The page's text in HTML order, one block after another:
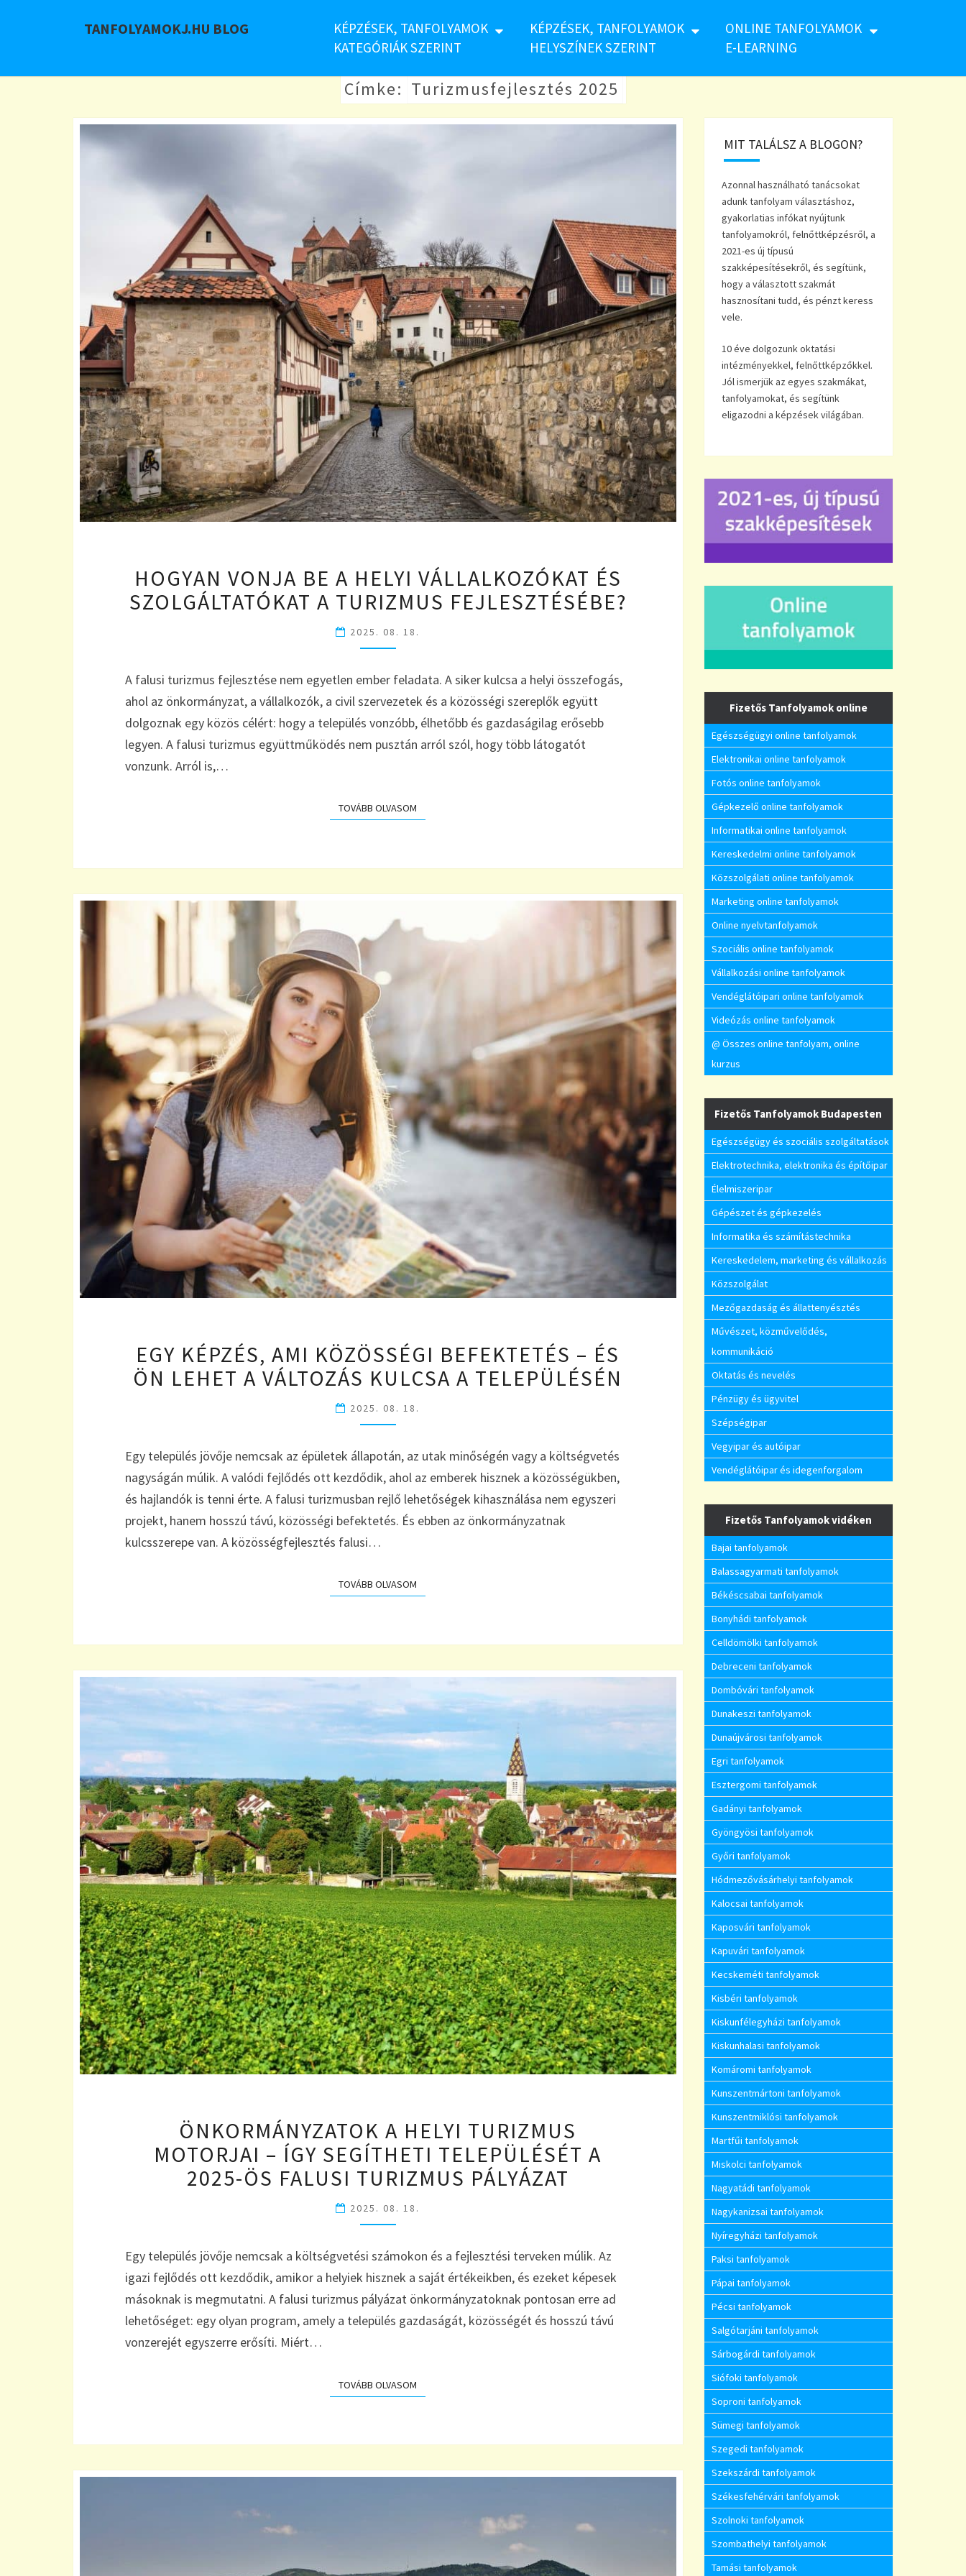
TANFOLYAMOKJ.HU BLOG
KÉPZÉSEK, TANFOLYAMOK
KATEGÓRIÁK SZERINT
KÉPZÉSEK, TANFOLYAMOK
HELYSZÍNEK SZERINT
ONLINE TANFOLYAMOK
E-LEARNING
Címke: Turizmusfejlesztés 2025
VONJA
BE
A
HELYI
VÁLLALKOZÓKAT
SZOLGÁLTATÓKAT
A
TURIZMUS
FEJLESZTÉSÉBE?
HOGYAN VONJA BE A HELYI VÁLLALKOZÓKAT ÉS
SZOLGÁLTATÓKAT A TURIZMUS FEJLESZTÉSÉBE?
2025. 08. 18.
A falusi turizmus fejlesztése nem egyetlen ember feladata. A siker kulcsa a helyi összefogás,
ahol az önkormányzat, a vállalkozók, a civil szervezetek és a közösségi szereplők együtt
dolgoznak egy közös célért: hogy a település vonzóbb, élhetőbb és gazdaságilag erősebb
legyen. A falusi turizmus együttműködés nem pusztán arról szól, hogy több látogatót
vonzunk. Arról is,…
TOVÁBB OLVASOM
KÉPZÉS,
AMI
KÖZÖSSÉGI
BEFEKTETÉS
–
ÖN
LEHET
A
VÁLTOZÁS
A
EGY KÉPZÉS, AMI KÖZÖSSÉGI BEFEKTETÉS – ÉS
ÖN LEHET A VÁLTOZÁS KULCSA A TELEPÜLÉSÉN
2025. 08. 18.
Egy település jövője nemcsak az épületek állapotán, az utak minőségén vagy a költségvetés
nagyságán múlik. A valódi fejlődés ott kezdődik, ahol az emberek hisznek a közösségükben,
és hajlandók is tenni érte. A falusi turizmusban rejlő lehetőségek kihasználása nem egyszeri
projekt, hanem hosszú távú, közösségi befektetés. És ebben az önkormányzatnak
kulcsszerepe van. A közösségfejlesztés falusi…
TOVÁBB OLVASOM
HELYI
TURIZMUS
MOTORJAI
–
ÍGY
TELEPÜLÉSÉT
A
2025-
ÖS
FALUSI
ÖNKORMÁNYZATOK A HELYI TURIZMUS
MOTORJAI – ÍGY SEGÍTHETI TELEPÜLÉSÉT A
2025-ÖS FALUSI TURIZMUS PÁLYÁZAT
2025. 08. 18.
Egy település jövője nemcsak a költségvetési számokon és a fejlesztési terveken múlik. Az
igazi fejlődés ott kezdődik, amikor a helyiek hisznek a saját értékeikben, és ezeket képesek
másoknak is megmutatni. A falusi turizmus pályázat önkormányzatoknak pontosan erre ad
lehetőséget: egy olyan program, amely a település gazdaságát, közösségét és hosszú távú
vonzerejét egyszerre erősíti. Miért…
TOVÁBB OLVASOM
MIT TALÁLSZ A BLOGON?
Azonnal használható tanácsokat
adunk tanfolyam választáshoz,
gyakorlatias infókat nyújtunk
tanfolyamokról, felnőttképzésről, a
2021-es új típusú
szakképesítésekről, és segítünk,
hogy a választott szakmát
hasznosítani tudd, és pénzt keress
vele.
10 éve dolgozunk oktatási
intézményekkel, felnőttképzőkkel.
Jól ismerjük az egyes szakmákat,
tanfolyamokat, és segítünk
eligazodni a képzések világában.
Fizetős Tanfolyamok online
Egészségügyi online tanfolyamok
Elektronikai online tanfolyamok
Fotós online tanfolyamok
Gépkezelő online tanfolyamok
Informatikai online tanfolyamok
Kereskedelmi online tanfolyamok
Közszolgálati online tanfolyamok
Marketing online tanfolyamok
Online nyelvtanfolyamok
Szociális online tanfolyamok
Vállalkozási online tanfolyamok
Vendéglátóipari online tanfolyamok
Videózás online tanfolyamok
@ Összes online tanfolyam, online
kurzus
Fizetős Tanfolyamok Budapesten
Egészségügy és szociális szolgáltatások
Elektrotechnika, elektronika és építőipar
Élelmiszeripar
Gépészet és gépkezelés
Informatika és számítástechnika
Kereskedelem, marketing és vállalkozás
Közszolgálat
Mezőgazdaság és állattenyésztés
Művészet, közművelődés,
kommunikáció
Oktatás és nevelés
Pénzügy és ügyvitel
Szépségipar
Vegyipar és autóipar
Vendéglátóipar és idegenforgalom
Fizetős Tanfolyamok vidéken
Bajai tanfolyamok
Balassagyarmati tanfolyamok
Békéscsabai tanfolyamok
Bonyhádi tanfolyamok
Celldömölki tanfolyamok
Debreceni tanfolyamok
Dombóvári tanfolyamok
Dunakeszi tanfolyamok
Dunaújvárosi tanfolyamok
Egri tanfolyamok
Esztergomi tanfolyamok
Gadányi tanfolyamok
Gyöngyösi tanfolyamok
Győri tanfolyamok
Hódmezővásárhelyi tanfolyamok
Kalocsai tanfolyamok
Kaposvári tanfolyamok
Kapuvári tanfolyamok
Kecskeméti tanfolyamok
Kisbéri tanfolyamok
Kiskunfélegyházi tanfolyamok
Kiskunhalasi tanfolyamok
Komáromi tanfolyamok
Kunszentmártoni tanfolyamok
Kunszentmiklósi tanfolyamok
Martfűi tanfolyamok
Miskolci tanfolyamok
Nagyatádi tanfolyamok
Nagykanizsai tanfolyamok
Nyíregyházi tanfolyamok
Paksi tanfolyamok
Pápai tanfolyamok
Pécsi tanfolyamok
Salgótarjáni tanfolyamok
Sárbogárdi tanfolyamok
Siófoki tanfolyamok
Soproni tanfolyamok
Sümegi tanfolyamok
Szegedi tanfolyamok
Szekszárdi tanfolyamok
Székesfehérvári tanfolyamok
Szolnoki tanfolyamok
Szombathelyi tanfolyamok
Tamási tanfolyamok